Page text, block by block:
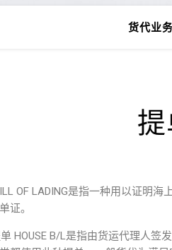
货代业
OF LADING是指一种用以证明
证。
HOUSE B/L是指由货运代理人签